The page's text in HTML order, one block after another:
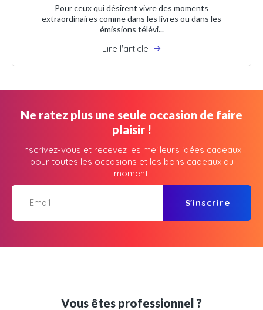
Pour ceux qui désirent vivre des moments
extraordinaires comme dans les livres ou dans les
émissions télévi...
Lire l'article
Ne ratez plus une seule occasion de faire
plaisir !
Inscrivez-vous et recevez les meilleurs idées cadeaux
pour toutes les occasions et les bons cadeaux du
moment.
S'inscrire
Vous êtes professionnel ?